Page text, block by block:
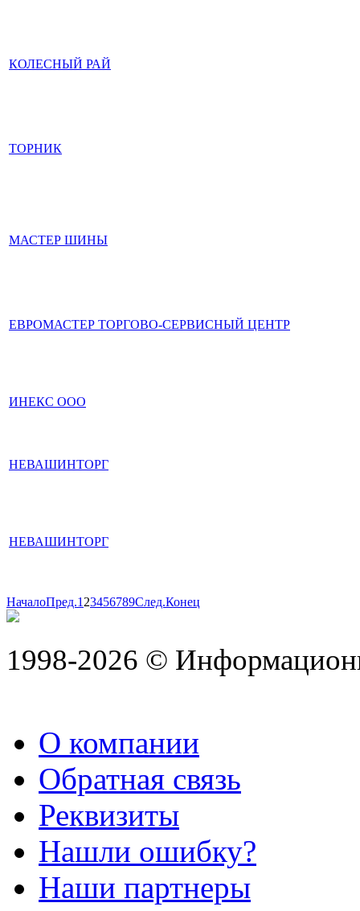
КОЛЕСНЫЙ РАЙ
ТОРНИК
МАСТЕР ШИНЫ
ЕВРОМАСТЕР ТОРГОВО-СЕРВИСНЫЙ ЦЕНТР
ИНЕКС ООО
НЕВАШИНТОРГ
НЕВАШИНТОРГ
НачалоПред.1 23456789След.Конец
1998-2026 ©
О компании
Обратная связь
Реквизиты
Нашли ошибку?
Наши партнеры